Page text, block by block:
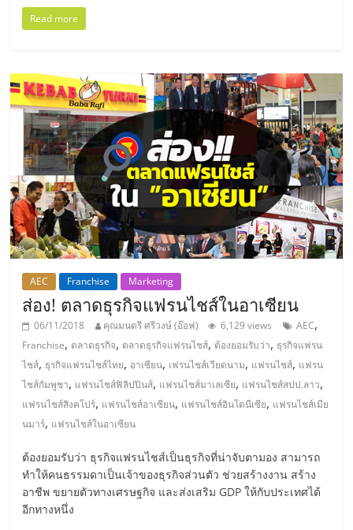
ThaiSMEsCenter,
รวม
ส
เอ็
มอี
ไทย,
SMEs,
แฟ
รน
ไชส์,
ที่
ปรึกษา
แฟ
รน
ไชส์,
รวม
แฟ
รน
ไชส์
ขาย
แฟ
ไชส์
แฟ
รน
Read more
AEC Franchise Marketing
ส่อง! ตลาดธุรกิจแฟรนไชส์ในอาเซียน
06/11/2018 คุณมนตรี ศรีวงษ์ (อ๊อฟ) 6,129 views AEC,
Franchise, ตลาดธุรกิจ, ตลาดธุรกิจแฟรนไชส์, ต้องยอมรับว่า, ธุรกิจแฟรน
ไชส์, ธุรกิจแฟรนไชส์ไทย, อาเซียน, เฟรนไชส์เวียดนาม, แฟรนไชส์, แฟรน
ไชส์กัมพูชา, แฟรนไชส์ฟิลิปปินส์, แฟรนไชส์มาเลเซีย, แฟรนไชส์สปป.ลาว,
แฟรนไชส์สิงคโปร์, แฟรนไชส์อาเซียน, แฟรนไชส์อินโดนีเซีย, แฟรนไชส์เมีย
นมาร์, แฟรนไชส์ในอาเซียน
ต้องยอมรับว่า ธุรกิจแฟรนไชส์เป็นธุรกิจที่น่าจับตามอง สามารถ
ทำให้คนธรรมดาเป็นเจ้าของธุรกิจส่วนตัว ช่วยสร้างงาน สร้าง
อาชีพ ขยายตัวทางเศรษฐกิจ และส่งเสริม GDP ให้กับประเทศได้
อีกทางหนึ่ง